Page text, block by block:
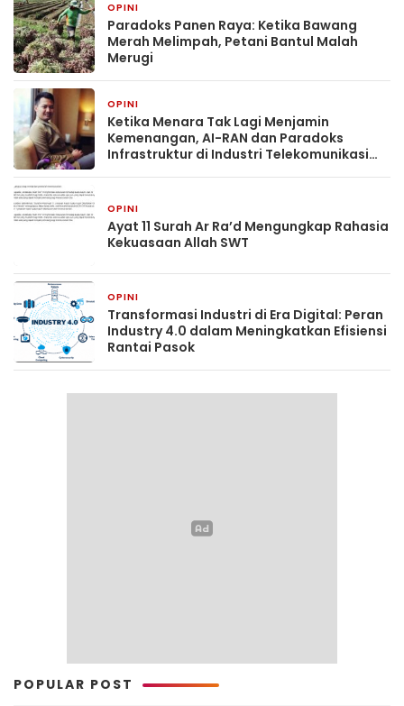
OPINI
Paradoks Panen Raya: Ketika Bawang
Merah Melimpah, Petani Bantul Malah
Merugi
OPINI
Ketika Menara Tak Lagi Menjamin
Kemenangan, AI-RAN dan Paradoks
Infrastruktur di Industri Telekomunikasi
OPINI
Ayat 11 Surah Ar Ra’d Mengungkap Rahasia
Kekuasaan Allah SWT
OPINI
Transformasi Industri di Era Digital: Peran
Industry 4.0 dalam Meningkatkan Efisiensi
Rantai Pasok
POPULAR POST